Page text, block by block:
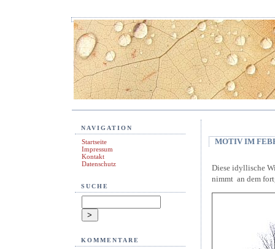
NAVIGATION
Startseite
Impressum
Kontakt
Datenschutz
SUCHE
KOMMENTARE
MOTIV IM
Diese idyllische
nimmt an dem